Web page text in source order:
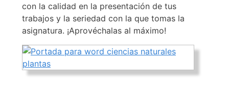
con la calidad en la presentación de tus
trabajos y la seriedad con la que tomas la
asignatura. ¡Aprovéchalas al máximo!